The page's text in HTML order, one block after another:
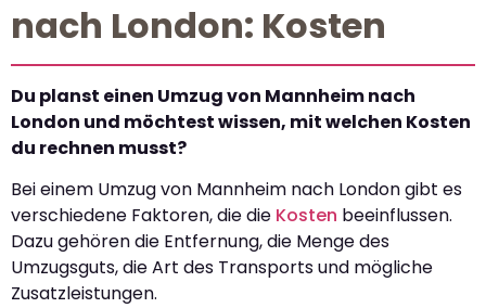
nach London: Kosten
Du planst einen Umzug von Mannheim nach
London und möchtest wissen, mit welchen Kosten
du rechnen musst?
Bei einem Umzug von Mannheim nach London gibt es
verschiedene Faktoren, die die Kosten beeinflussen.
Dazu gehören die Entfernung, die Menge des
Umzugsguts, die Art des Transports und mögliche
Zusatzleistungen.